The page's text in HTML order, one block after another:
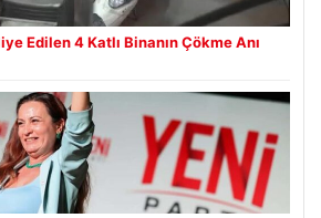
Edilen 4 Katlı Binanın Çökme Anı